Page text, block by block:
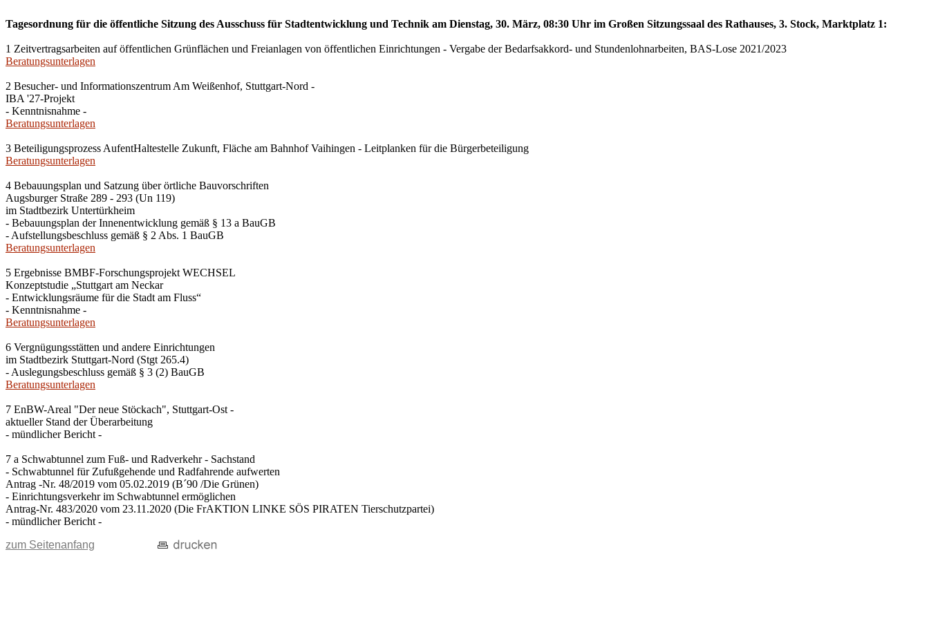
Tagesordnung für die öffentliche Sitzung des Ausschuss für Stadtentwicklung und Technik am Dienstag, 30. März, 08:30 Uhr im Großen Sitzungssaal des Rathauses, 3. Stock, Marktplatz 1:
1 Zeitvertragsarbeiten auf öffentlichen Grünflächen und Freianlagen von öffentlichen Einrichtungen - Vergabe der Bedarfsakkord- und Stundenlohnarbeiten, BAS-Lose 2021/2023
Beratungsunterlagen
2 Besucher- und Informationszentrum Am Weißenhof, Stuttgart-Nord -
IBA '27-Projekt
- Kenntnisnahme -
Beratungsunterlagen
3 Beteiligungsprozess AufentHaltestelle Zukunft, Fläche am Bahnhof Vaihingen - Leitplanken für die Bürgerbeteiligung
Beratungsunterlagen
4 Bebauungsplan und Satzung über örtliche Bauvorschriften
Augsburger Straße 289 - 293 (Un 119)
im Stadtbezirk Untertürkheim
- Bebauungsplan der Innenentwicklung gemäß § 13 a BauGB
- Aufstellungsbeschluss gemäß § 2 Abs. 1 BauGB
Beratungsunterlagen
5 Ergebnisse BMBF-Forschungsprojekt WECHSEL
Konzeptstudie „Stuttgart am Neckar
- Entwicklungsräume für die Stadt am Fluss“
- Kenntnisnahme -
Beratungsunterlagen
6 Vergnügungsstätten und andere Einrichtungen
im Stadtbezirk Stuttgart-Nord (Stgt 265.4)
- Auslegungsbeschluss gemäß § 3 (2) BauGB
Beratungsunterlagen
7 EnBW-Areal "Der neue Stöckach", Stuttgart-Ost -
aktueller Stand der Überarbeitung
- mündlicher Bericht -
7 a Schwabtunnel zum Fuß- und Radverkehr - Sachstand
- Schwabtunnel für Zufußgehende und Radfahrende aufwerten
Antrag -Nr. 48/2019 vom 05.02.2019 (B´90 /Die Grünen)
- Einrichtungsverkehr im Schwabtunnel ermöglichen
Antrag-Nr. 483/2020 vom 23.11.2020 (Die FrAKTION LINKE SÖS PIRATEN Tierschutzpartei)
- mündlicher Bericht -
zum Seitenanfang